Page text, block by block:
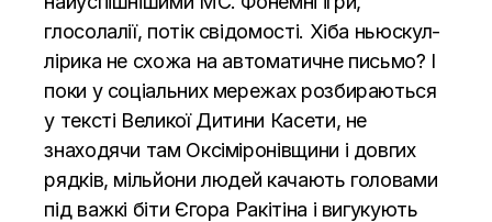
глосолалії, потік свідомості. Хіба ньюскул-
лірика не схожа на автоматичне письмо? І
поки у соціальних мережах розбираються
у тексті Великої Дитини Касети, не
знаходячи там Оксіміронівщини і довгих
рядків, мільйони людей качають головами
під важкі біти Єгора Ракітіна і вигукують